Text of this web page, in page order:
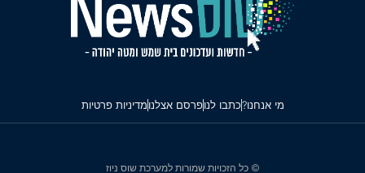
מי אנחנו?כתבו לנופרסם אצלנומדיניות פרטיות
© כל הזכויות שמורות למערכת שוס ניוז